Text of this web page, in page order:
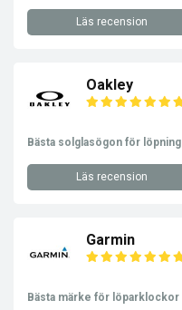
Läs recension
Oakley
Bästa solglasögon för löpning
Läs recension
Garmin
Bästa märke för löparklockor